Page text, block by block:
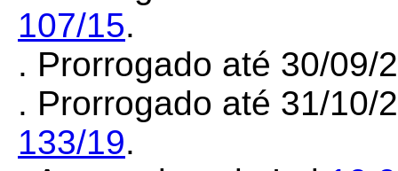
107/15.
. Prorrogado até 30/
. Prorrogado até 31/10/
133/19.